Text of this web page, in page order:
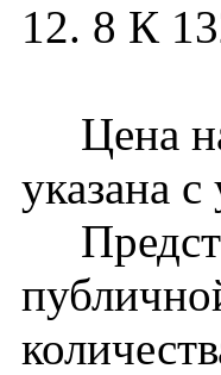
12. 8 К
Цена
указана